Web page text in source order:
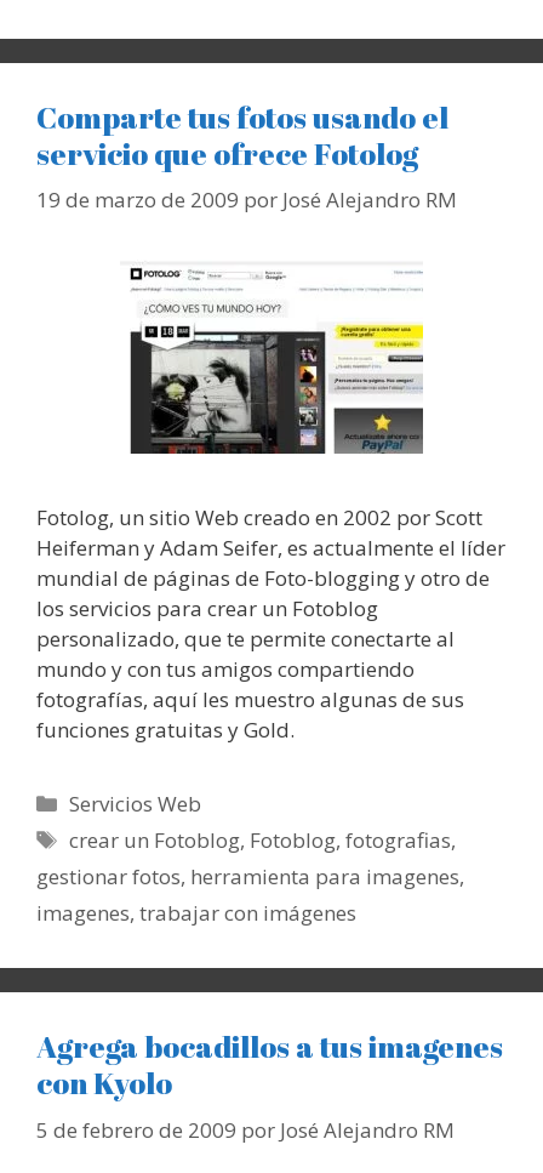
Comparte tus fotos usando el
servicio que ofrece Fotolog
19 de marzo de 2009 por José Alejandro RM
Fotolog, un sitio Web creado en 2002 por Scott
Heiferman y Adam Seifer, es actualmente el líder
mundial de páginas de Foto-blogging y otro de
los servicios para crear un Fotoblog
personalizado, que te permite conectarte al
mundo y con tus amigos compartiendo
fotografías, aquí les muestro algunas de sus
funciones gratuitas y Gold.
Categorías
Servicios Web
Etiquetas
crear un Fotoblog, Fotoblog,fotografias,
gestionar fotos, herramienta para imagenes,
imagenes, trabajar con imágenes
Agrega bocadillos a tus imagenes
con Kyolo
5 de febrero de 2009 por José Alejandro RM